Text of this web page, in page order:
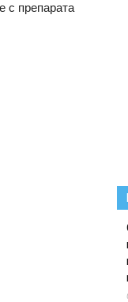
с препарата